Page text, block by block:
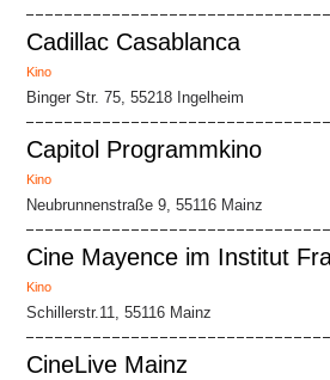
Cadillac Casablanca
Kino
Binger Str. 75, 55218 Ingelheim
Capitol Programmkino
Kino
Neubrunnenstraße 9, 55116 Mainz
Cine Mayence im Institut
Kino
Schillerstr.11, 55116 Mainz
CineLive Mainz